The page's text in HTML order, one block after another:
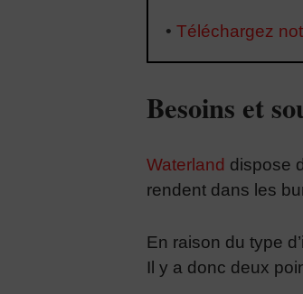
• Téléchargez
Besoins et
Waterland dispose
rendent dans les
En raison du type
Il y a donc deux